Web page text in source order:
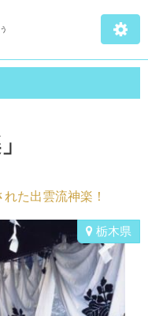
た出雲流神楽！
栃木県